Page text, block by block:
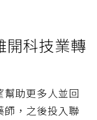
開科技業轉
助更多人並回
，之後投入聯